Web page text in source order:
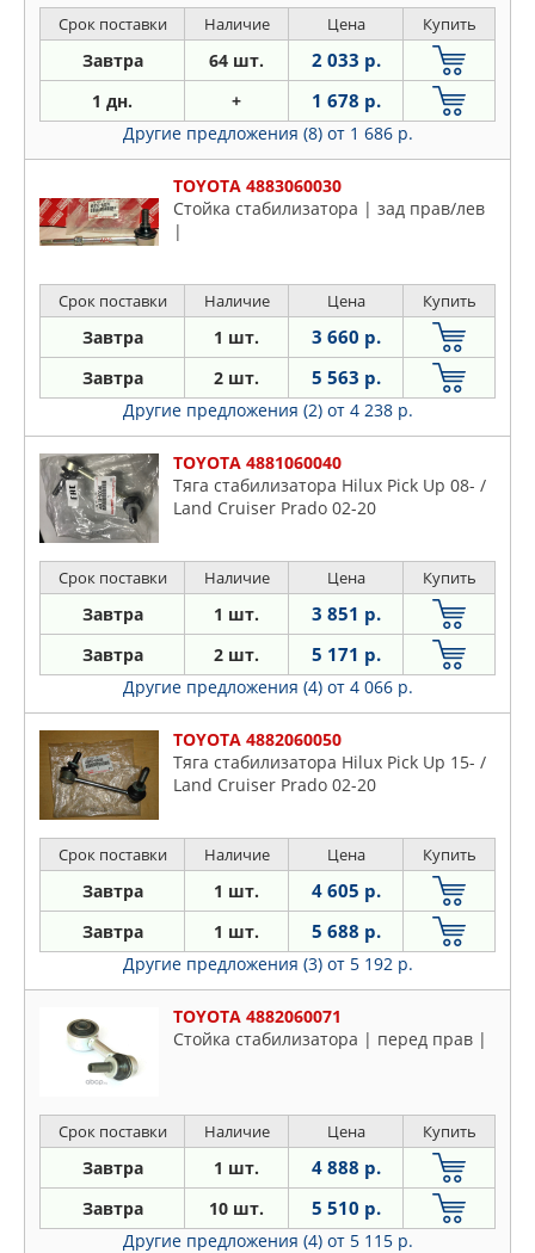
PRO 22-
Срок поставки Наличие Цена Купить
Завтра 64 шт. 2 033 р.
1 дн. + 1 678 р.
Другие предложения (8) от 1 686 р.
TOYOTA 4883060030
Стойка стабилизатора | зад прав/лев
|
Срок поставки Наличие Цена Купить
Завтра 1 шт. 3 660 р.
Завтра 2 шт. 5 563 р.
Другие предложения (2) от 4 238 р.
TOYOTA 4881060040
Тяга стабилизатора Hilux Pick Up 08- /
Land Cruiser Prado 02-20
Срок поставки Наличие Цена Купить
Завтра 1 шт. 3 851 р.
Завтра 2 шт. 5 171 р.
Другие предложения (4) от 4 066 р.
TOYOTA 4882060050
Тяга стабилизатора Hilux Pick Up 15- /
Land Cruiser Prado 02-20
Срок поставки Наличие Цена Купить
Завтра 1 шт. 4 605 р.
Завтра 1 шт. 5 688 р.
Другие предложения (3) от 5 192 р.
TOYOTA 4882060071
Стойка стабилизатора | перед прав |
Срок поставки Наличие Цена Купить
Завтра 1 шт. 4 888 р.
Завтра 10 шт. 5 510 р.
Другие предложения (4) от 5 115 р.